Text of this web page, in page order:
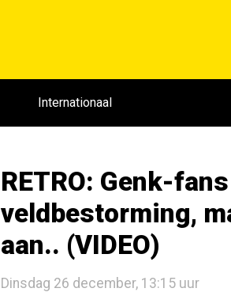
Internationaal
RETRO: Genk-
veldbestorming,
aan.. (VIDEO)
Dinsdag 26 december, 13:15 uur